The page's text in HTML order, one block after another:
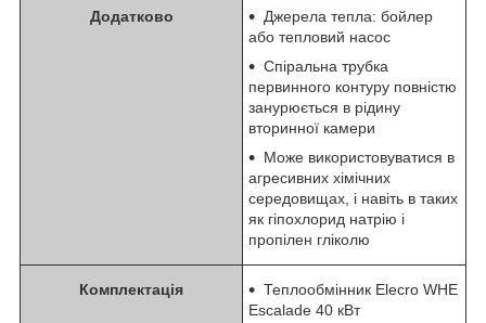
Додатково
Джерела тепла: бойлер
або тепловий насос
Спіральна трубка
первинного контуру повністю
занурюється в рідину
вторинної камери
Може використовуватися в
агресивних хімічних
середовищах, і навіть в таких
як гіпохлорид натрію і
пропілен гліколю
Комплектація
Теплообмінник Elecro WHE
Escalade 40 кВт